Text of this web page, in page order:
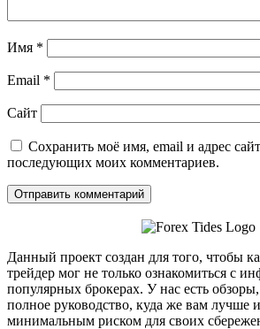
Имя *
Email *
Сайт
Сохранить моё имя, email и адрес
последующих моих комментариев.
Данный проект создан для того, чтобы
трейдер мог не только ознакомиться с
популярных брокерах. У нас есть
полное руководство, куда же вам лучше
минимальным риском для своих